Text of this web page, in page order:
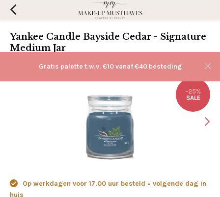
Gratis palette t.w.v. €10 vanaf €40 besteding
Yankee Candle Bayside Cedar - Signature
Medium Jar
-25%
SALE
Op werkdagen voor 17.00 uur besteld = volgende dag in
huis